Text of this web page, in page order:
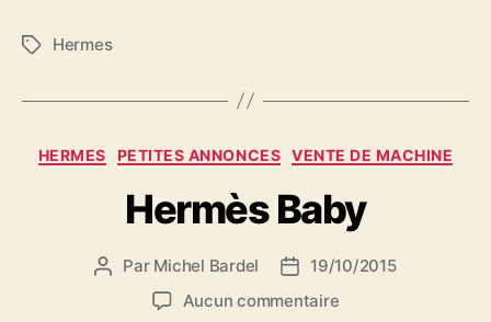
Étiquettes
Hermes
Catégories
HERMES PETITES ANNONCES VENTE DE MACHINE
Hermès Baby
Auteur
l’article
Par Michel Bardel
Date
de
19/10/2015
Aucun commentairesur